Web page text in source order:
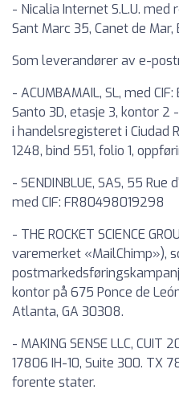
- Nicalia Internet S.L.U.
Sant Marc 35, Canet de
Som leverandører av e-
- ACUMBAMAIL, SL, med
Santo 3D, etasje 3, kontor 2
i handelsregisteret i Ciudad
1248, bind 551, folio 1,
- SENDINBLUE, SAS, 55
med CIF: FR80498019298
- THE ROCKET SCIENCE
varemerket «MailChimp»),
kontor på 675 Ponce de
Atlanta, GA 30308.
- MAKING SENSE LLC,
17806 IH-10, Suite 300. TX
forente stater.